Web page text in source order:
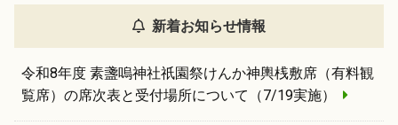
新着お知らせ情報
令和8年度 素盞嗚神社祇園祭けんか神輿桟敷席（有料観
覧席）の席次表と受付場所について（7/19実施）